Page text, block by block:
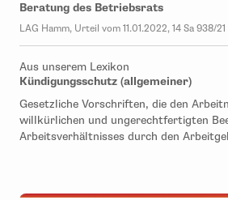
Beratung des Betriebsrats
LAG Hamm, Urteil vom 11.01.2022, 14 Sa 938/21
Aus unserem Lexikon
Kündigungsschutz (allgemeiner)
Gesetzliche Vorschriften, die den
willkürlichen und ungerechtfertigten
Arbeitsverhältnisses durch den